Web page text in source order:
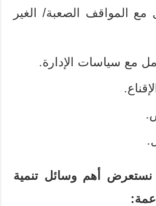
مع المواقف الصعبة/ الغير
مع سياسات الإدارة.
أهم وسائل تنمية